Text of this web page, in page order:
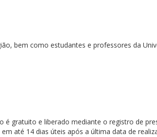
bem como estudantes e professores da
é gratuito e liberado mediante o registro de
até 14 dias úteis após a última data de